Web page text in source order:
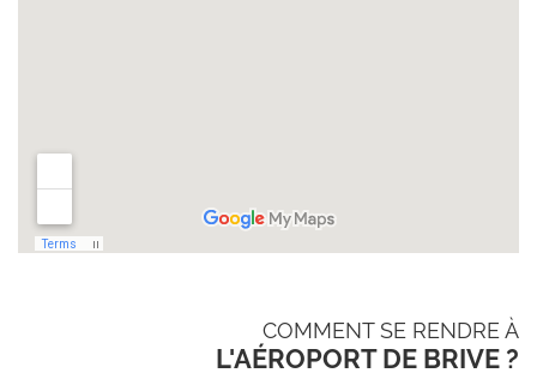
COMMENT SE RENDRE À
L'AÉROPORT DE BRIVE ?